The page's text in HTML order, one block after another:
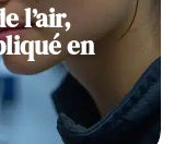
l’air,
en